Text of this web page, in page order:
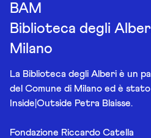
BAM
Biblioteca degli
Milano
La Biblioteca degli Alberi è un
del Comune di Milano ed è
Inside|Outside Petra Blaisse.
Fondazione Riccardo Catella